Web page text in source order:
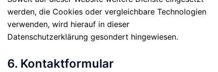
werden, die Cookies oder vergleichbare Technologien
verwenden, wird hierauf in dieser
Datenschutzerklärung gesondert hingewiesen.
6. Kontaktformular